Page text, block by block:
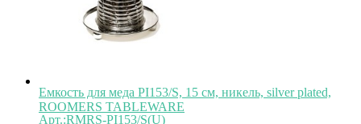
Емкость для меда PI153/S, 15 см, никель, silver plated,
ROOMERS TABLEWARE
Арт.:RMRS-PI153/S(U)